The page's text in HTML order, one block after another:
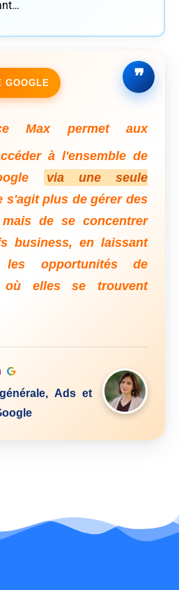
GOOGLE
Max permet aux
à l'ensemble de
via une seule
s'agit plus de gérer des
de se concentrer
business, en laissant
opportunités de
où elles se trouvent
Ads et